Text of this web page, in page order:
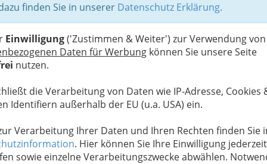
finden Sie in unserer Datenschutz Erklärung.
Einwilligung('Zustimmen & Weiter') zur Verwendung von
Daten für Werbung können Sie unsere Seite
nutzen.
die Verarbeitung von Daten wie IP-Adresse, Cookies
Identifiern außerhalb der EU (u.a. USA) ein.
Verarbeitung Ihrer Daten und Ihren Rechten finden Sie
. Hier können Sie Ihre Einwilligung jederzeit
sowie einzelne Verarbeitungszwecke abwählen.
schief gehen, falls
wird.
Dies fanden
eine idiotensichere
wie das Möbelstück
hier Hilfe